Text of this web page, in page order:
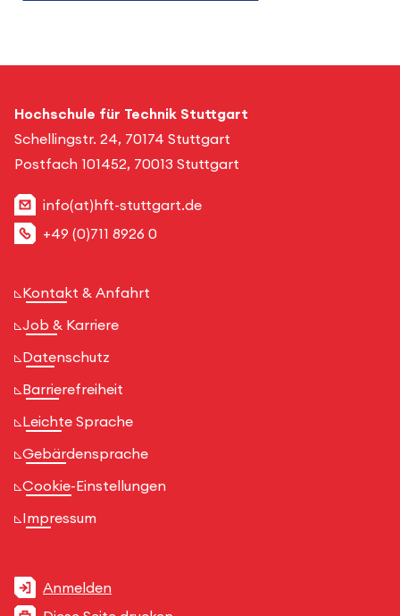
Hochschule für Technik Stuttgart
Schellingstr. 24, 70174 Stuttgart
Postfach 101452, 70013 Stuttgart
info(at)hft-stuttgart.de
+49 (0)711 8926 0
Kontakt & Anfahrt
Job & Karriere
Datenschutz
Barrierefreiheit
Leichte Sprache
Gebärdensprache
Cookie-Einstellungen
Impressum
Anmelden